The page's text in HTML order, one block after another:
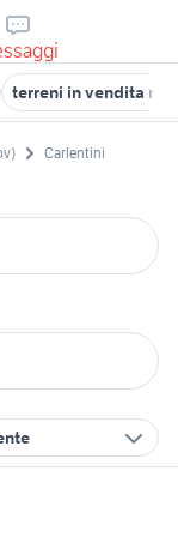
terreni in vendita
Carlentini